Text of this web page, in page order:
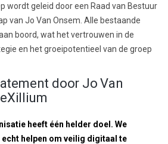
wordt geleid door een Raad van Bestuur
van Jo Van Onsem. Alle bestaande
boord, wat het vertrouwen in de
en het groeipotentieel van de groep
door Jo Van
heeft één helder doel. We
helpen om veilig digitaal te